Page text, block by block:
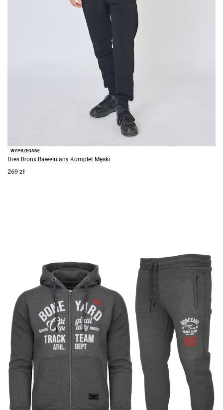
WYPRZEDANE
Dres Bronx Bawełniany Komplet Męski
269 zł